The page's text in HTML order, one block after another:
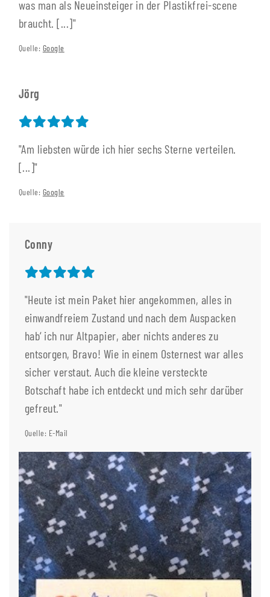
was man als Neueinsteiger in der Plastikfrei-scene
braucht. [...]"
Quelle: Google
Jörg
"Am liebsten würde ich hier sechs Sterne verteilen.
[...]"
Quelle: Google
Conny
"Heute ist mein Paket hier angekommen, alles in
einwandfreiem Zustand und nach dem Auspacken
hab‘ ich nur Altpapier, aber nichts anderes zu
entsorgen, Bravo! Wie in einem Osternest war alles
sicher verstaut. Auch die kleine versteckte
Botschaft habe ich entdeckt und mich sehr darüber
gefreut."
Quelle: E-Mail